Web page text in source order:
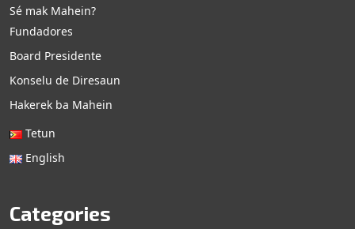
Sé mak Mahein?
Fundadores
Board Presidente
Konselu de Diresaun
Hakerek ba Mahein
Tetun
English
Categories